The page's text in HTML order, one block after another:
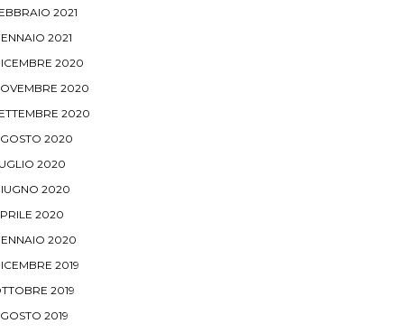
2021
2021
2020
2020
2020
2020
2020
2020
2020
2020
2019
2019
2019